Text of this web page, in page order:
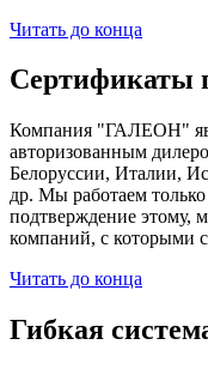
Читать до конца
Сертификаты
Компания "ГАЛЕОН"
авторизованным
Белоруссии, Италии,
др. Мы работаем
подтверждение этому,
компаний, с которыми
Читать до конца
Гибкая